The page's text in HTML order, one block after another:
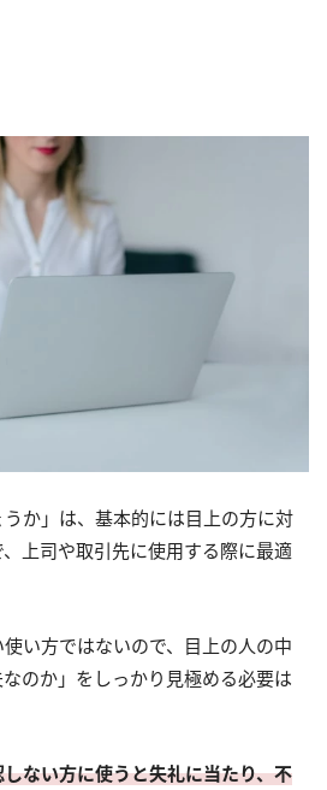
うか」は、基本的には目上の方に対
上司や取引先に使用する際に最適
い方ではないので、目上の人の中
のか」をしっかり見極める必要は
ない方に使うと失礼に当たり、不